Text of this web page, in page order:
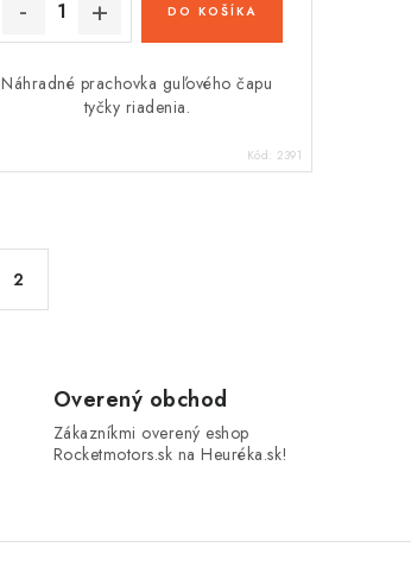
DO KOŠÍKA
Náhradné prachovka guľového čapu
tyčky riadenia.
Kód: 2391
2
Overený obchod
Zákazníkmi overený eshop
Rocketmotors.sk na Heuréka.sk!